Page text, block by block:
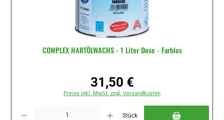
COMPLEX HARTÖLWACHS - 1 Liter Dose - Farblos
Regulärer Preis:
31,50 €
Preise inkl. MwSt. zzgl. Versandkosten
Stück